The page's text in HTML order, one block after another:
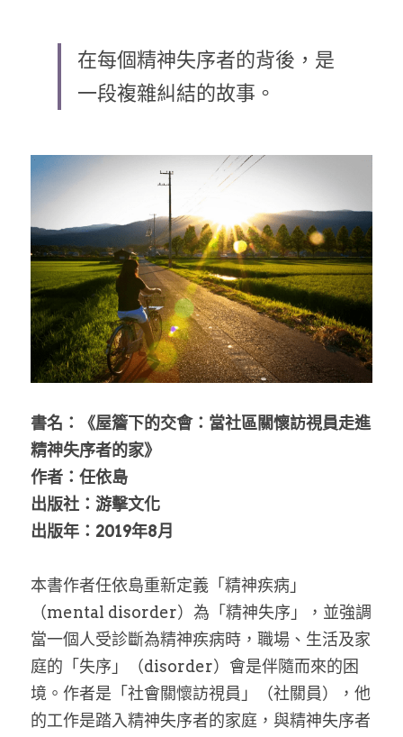
乘著夢想去旅行
成長部落格
解惑之窗
神學淺說
信仰生活
好書櫥窗
厝邊頭尾
家書
奉獻支持
在每個精神失序者的背後，是
一段複雜糾結的故事。
書名：《屋簷下的交會：當社區關懷訪視員走進
精神失序者的家》
作者：任依島
出版社：游擊文化
出版年：2019年8月
本書作者任依島重新定義「精神疾病」
（mental disorder）為「精神失序」，並強調
當一個人受診斷為精神疾病時，職場、生活及家
庭的「失序」（disorder）會是伴隨而來的困
境。作者是「社會關懷訪視員」（社關員），他
的工作是踏入精神失序者的家庭，與精神失序者